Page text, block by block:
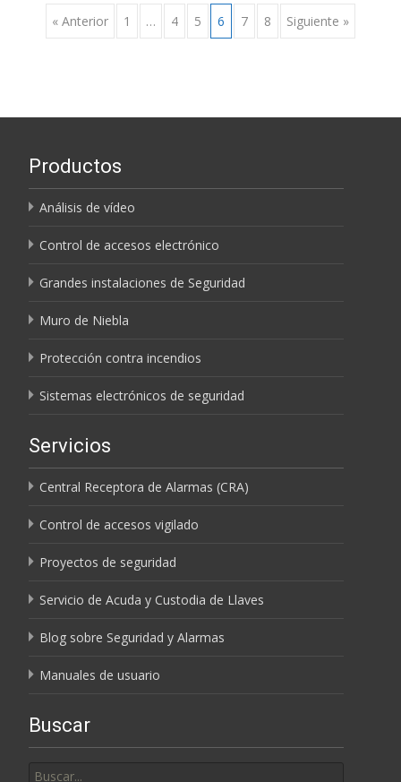
Navegación
« Anterior 1 … 4 5 6 7 8 Siguiente »
Productos
Análisis de vídeo
Control de accesos electrónico
Grandes instalaciones de Seguridad
Muro de Niebla
Protección contra incendios
Sistemas electrónicos de seguridad
Servicios
Central Receptora de Alarmas (CRA)
Control de accesos vigilado
Proyectos de seguridad
Servicio de Acuda y Custodia de Llaves
Blog sobre Seguridad y Alarmas
Manuales de usuario
Buscar